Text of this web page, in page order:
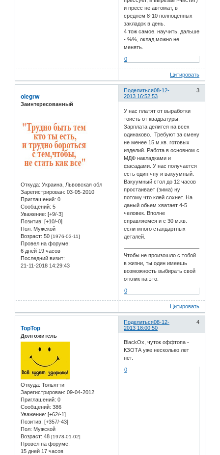
и пресс не автомат, в
среднем 8-10 полноценных
закладок в день.
4 тож самое. научить, дальше
- %%, оклад можно не
менять.
0
Цитировать
Поделиться 3
08-12-
2013 16:52:53
olegrw
Заинтересованный
Откуда: Украина, Львовская обл
Зарегистрирован: 03-05-2010
Приглашений: 0
Сообщений: 5
Уважение: [+9/-3]
Позитив: [+10/-0]
Пол: Мужской
Возраст: 50 [1976-03-11]
Провел на форуме:
6 дней 19 часов
Последний визит:
21-11-2018 14:29:43
У нас платят от выработки
тоисть от квадратуры.
Зарплата делится на всех
одинаково. Требуют за смену
не менее 15 м.кв. готовых
изделий. Работа в основном с
МДФ накладками и
фасадами. У нас получается
есть один чпу и вакуумный.
Вакуумный стол до 12 часов
простаивает (зима) ну
потому что клей сохнет. На
даный обьем хватает 4-5
человек. Вполне
справляемся и с 30 м.кв.
если много стандартных
деталей.
Чтобы не произошло с тобой
в жизни, ты один имеешь
возможность выбирать свой
отклик на это.
0
Цитировать
Поделиться 4
08-12-
2013 18:00:50
TopTop
Долгожитель
Откуда: Тольятти
Зарегистрирован: 09-04-2012
Приглашений: 0
Сообщений: 386
Уважение: [+62/-1]
Позитив: [+357/-43]
Пол: Мужской
Возраст: 48 [1978-01-02]
Провел на форуме:
15 дней 17 часов
BlackOx, чуток оффтопа -
КЗОТА уже несколько лет
нет.
0